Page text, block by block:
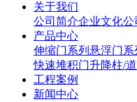
关于我们
公司简介企业文化公
产品中心
伸缩门系列 悬浮门系
快速堆积门升降柱/
工程案例
新闻中心